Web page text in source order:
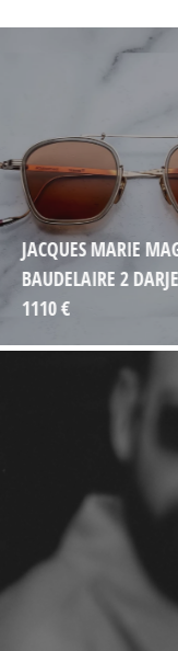
JACQUES MARIE
BAUDELAIRE 2
1110 €